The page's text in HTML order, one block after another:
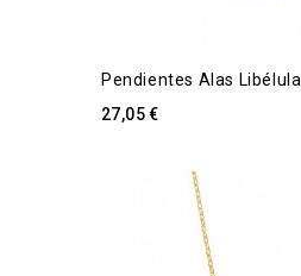
Pendientes Alas Libélula
27,05 €